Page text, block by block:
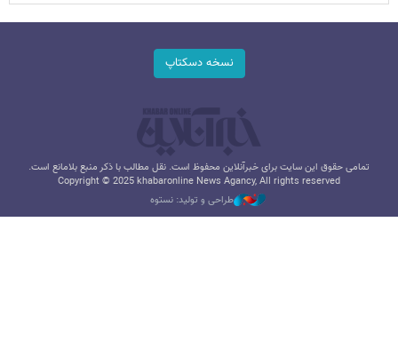
نسخه دسکتاپ
تمامی حقوق این سایت برای خبرآنلاین محفوظ است. نقل مطالب با ذکر منبع بلامانع است.
Copyright © 2025 khabaronline News Agancy, All rights reserved
طراحی و تولید: نستوه